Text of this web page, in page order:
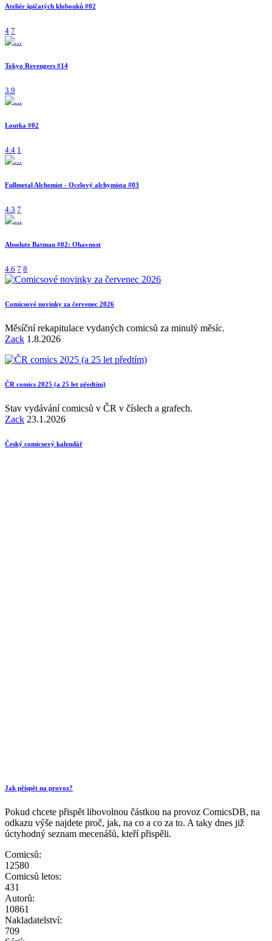
Ateliér špičatých klobouků #02
4 7
Tokyo Revengers #14
3.9
Loutka #02
4.4 1
Fullmetal Alchemist - Ocelový alchymista #03
4.3 7
Absolute Batman #02: Ohavnost
4.6 7 8
Comicsové novinky za červenec 2026
Měsíční rekapitulace vydaných comicsů za minulý měsíc.
Zack 1.8.2026
ČR comics 2025 (a 25 let předtím)
Stav vydávání comicsů v ČR v číslech a grafech.
Zack 23.1.2026
Český comicsový kalendář
Jak přispět na provoz?
Pokud chcete přispět libovolnou částkou na provoz ComicsDB, na
odkazu výše najdete proč, jak, na co a co za to. A taky dnes již
úctyhodný seznam mecenášů, kteří přispěli.
Comicsů:
12580
Comicsů letos:
431
Autorů:
10861
Nakladatelství:
709